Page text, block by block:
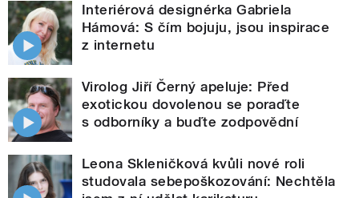
Interiérová designérka Gabriela
Hámová: S čím bojuju, jsou inspirace
z internetu
Virolog Jiří Černý apeluje: Před
exotickou dovolenou se poraďte
s odborníky a buďte zodpovědní
Leona Skleničková kvůli nové roli
studovala sebepoškozování: Nechtěla